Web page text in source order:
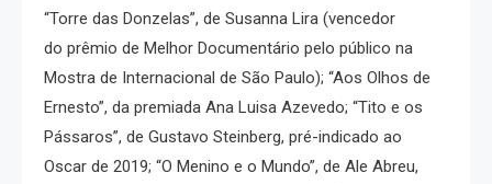
“Torre das Donzelas”, de Susanna Lira (vencedor
do prêmio de Melhor Documentário pelo público na
Mostra de Internacional de São Paulo); “Aos Olhos de
Ernesto”, da premiada Ana Luisa Azevedo; “Tito e os
Pássaros”, de Gustavo Steinberg, pré-indicado ao
Oscar de 2019; “O Menino e o Mundo”, de Ale Abreu,